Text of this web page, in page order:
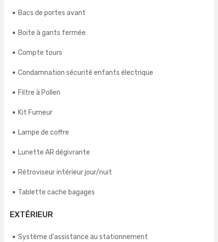
Bacs de portes avant
Boite à gants fermée
Compte tours
Condamnation sécurité enfants électrique
Filtre à Pollen
Kit Fumeur
Lampe de coffre
Lunette AR dégivrante
Rétroviseur intérieur jour/nuit
Tablette cache bagages
EXTÉRIEUR
Système d'assistance au stationnement